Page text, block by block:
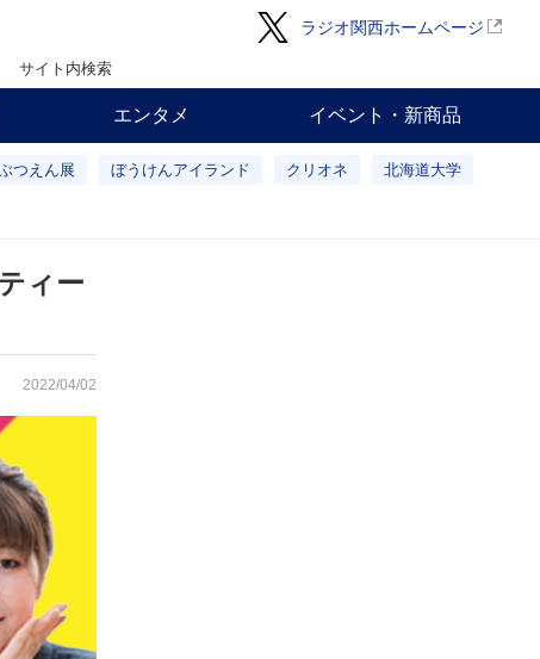
ラジオ関西ホームページ
サイト内検索
エンタメ イベント・新商品
つえん展 ぼうけんアイランド クリオネ 北海道大学
ィー
2022/04/02